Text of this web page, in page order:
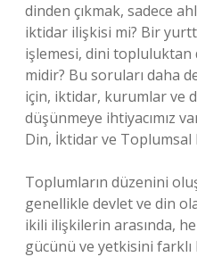
dinden çıkmak, sadece
iktidar ilişkisi mi? Bir
işlemesi, dini topluluktan
midir? Bu soruları daha
için, iktidar, kurumlar ve
düşünmeye ihtiyacımız
Din, İktidar ve Toplumsal
Toplumların düzenini
genellikle devlet ve din
ikili ilişkilerin arasında,
gücünü ve yetkisini